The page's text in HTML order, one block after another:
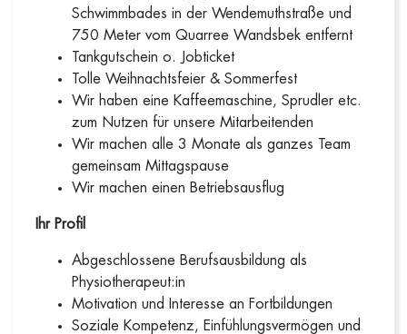
Schwimmbades in der Wendemuthstraße und
750 Meter vom Quarree Wandsbek entfernt
Tankgutschein o. Jobticket
Tolle Weihnachtsfeier & Sommerfest
Wir haben eine Kaffeemaschine, Sprudler etc.
zum Nutzen für unsere Mitarbeitenden
Wir machen alle 3 Monate als ganzes Team
gemeinsam Mittagspause
Wir machen einen Betriebsausflug
Ihr Profil
Abgeschlossene Berufsausbildung als
Physiotherapeut:in
Motivation und Interesse an Fortbildungen
Soziale Kompetenz, Einfühlungsvermögen und